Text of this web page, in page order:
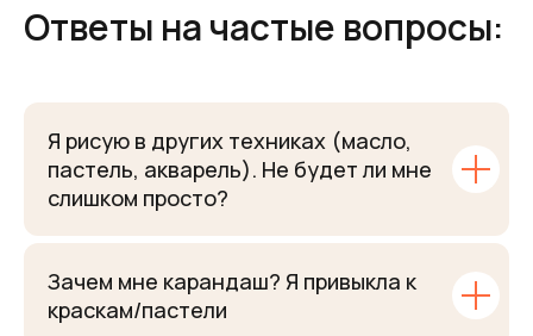
Ответы на частые вопросы:
Я рисую в других техниках (масло,
пастель, акварель). Не будет ли мне
слишком просто?
Зачем мне карандаш? Я привыкла к
краскам/пастели